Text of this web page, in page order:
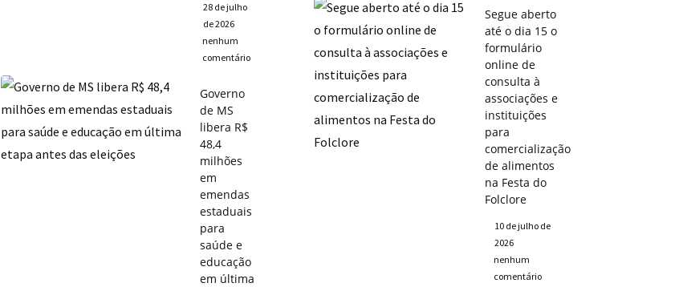
28 de julho
de 2026
nenhum
comentário
Governo
de MS
libera R$
48,4
milhões
em
emendas
estaduais
para
saúde e
educação
em última
Segue aberto
até o dia 15 o
formulário
online de
consulta à
associações e
instituições
para
comercialização
de alimentos
na Festa do
Folclore
10 de julho de
2026
nenhum
comentário